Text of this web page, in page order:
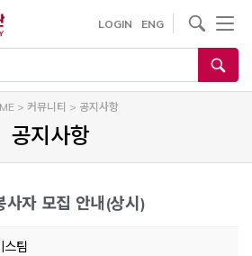
LOGIN ENG
> 커뮤니티 > 공지사항
공지사항
사자 모집 안내(상시)
스팀